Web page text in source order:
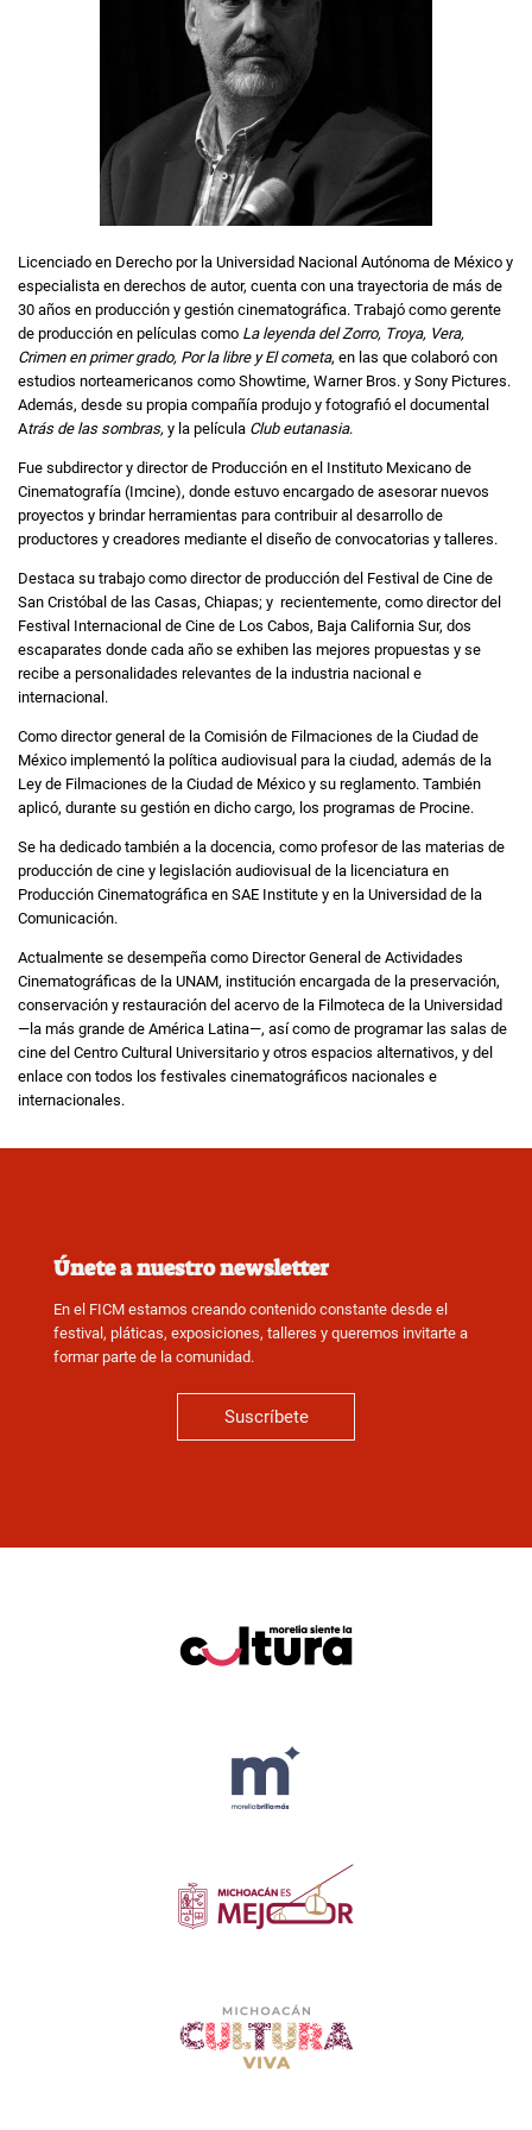
Licenciado en Derecho por la Universidad Nacional Autónoma de México y
especialista en derechos de autor, cuenta con una trayectoria de más de
30 años en producción y gestión cinematográfica. Trabajó como gerente
de producción en películas como La leyenda del Zorro, Troya, Vera,
Crimen en primer grado, Por la libre y El cometa, en las que colaboró con
estudios norteamericanos como Showtime, Warner Bros. y Sony Pictures.
Además, desde su propia compañía produjo y fotografió el documental
Atrás de las sombras, y la película Club eutanasia.
Fue subdirector y director de Producción en el Instituto Mexicano de
Cinematografía (Imcine), donde estuvo encargado de asesorar nuevos
proyectos y brindar herramientas para contribuir al desarrollo de
productores y creadores mediante el diseño de convocatorias y talleres.
Destaca su trabajo como director de producción del Festival de Cine de
San Cristóbal de las Casas, Chiapas; y recientemente, como director del
Festival Internacional de Cine de Los Cabos, Baja California Sur, dos
escaparates donde cada año se exhiben las mejores propuestas y se
recibe a personalidades relevantes de la industria nacional e
internacional.
Como director general de la Comisión de Filmaciones de la Ciudad de
México implementó la política audiovisual para la ciudad, además de la
Ley de Filmaciones de la Ciudad de México y su reglamento. También
aplicó, durante su gestión en dicho cargo, los programas de Procine.
Se ha dedicado también a la docencia, como profesor de las materias de
producción de cine y legislación audiovisual de la licenciatura en
Producción Cinematográfica en SAE Institute y en la Universidad de la
Comunicación.
Actualmente se desempeña como Director General de Actividades
Cinematográficas de la UNAM, institución encargada de la preservación,
conservación y restauración del acervo de la Filmoteca de la Universidad
—la más grande de América Latina—, así como de programar las salas de
cine del Centro Cultural Universitario y otros espacios alternativos, y del
enlace con todos los festivales cinematográficos nacionales e
internacionales.
Únete a nuestro newsletter
En el FICM estamos creando contenido constante desde el
festival, pláticas, exposiciones, talleres y queremos invitarte a
formar parte de la comunidad.
Suscríbete